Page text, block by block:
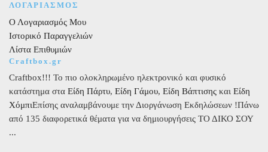
ΛΟΓΑΡΙΑΣΜΟΣ
Ο Λογαριασμός Μου
Ιστορικό Παραγγελιών
Λίστα Επιθυμιών
Craftbox.gr
Craftbox!!! Το πιο ολοκληρωμένο ηλεκτρονικό και φυσικό
κατάστημα στα Είδη Πάρτυ, Είδη Γάμου, Είδη Βάπτισης και Είδη
ΧόμπιΕπίσης αναλαμβάνουμε την Διοργάνωση Εκδηλώσεων !Πάνω
από 135 διαφορετικά θέματα για να δημιουργήσεις ΤΟ ΔΙΚΟ ΣΟΥ
...